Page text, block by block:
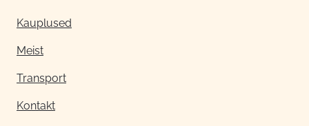
Kauplused
Meist
Transport
Kontakt